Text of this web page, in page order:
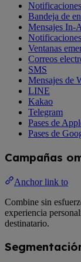
Bandeja de
Mensajes In-
Ventanas
Correos
SMS
Mensajes de
LINE
Kakao
Telegram
Pases de
Pases de
Campañas
Anchor link to
Combine sin
experiencia
destinatario.